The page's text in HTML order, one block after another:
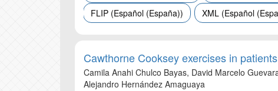
FLIP (Español (España))
XML (Español
Cawthorne Cooksey exercises in
Camila Anahi Chulco Bayas, David Marcelo
Alejandro Hernández Amaguaya